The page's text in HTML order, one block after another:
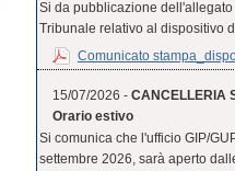
Si da pubblicazione
Tribunale relativo al dispositivo
Comunicato
15/07/2026 - CANCELLERIA
Orario estivo
Si comunica che l'ufficio GIP/
settembre 2026, sarà aperto